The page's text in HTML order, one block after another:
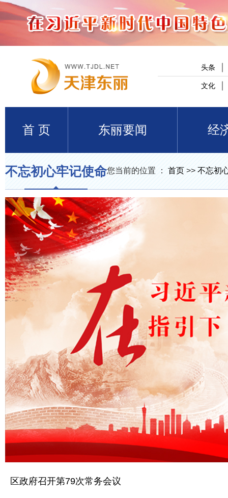
头条
文化
首 页 东丽要闻 经
不忘初心牢记使命您当前的位置 ： 首页 >> 不忘初
区政府召开第79次常务会议